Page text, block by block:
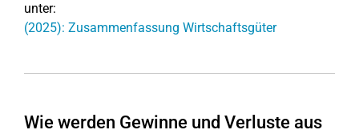
unter:
(2025): Zusammenfassung Wirtschaftsgüter
Wie werden Gewinne und Verluste aus